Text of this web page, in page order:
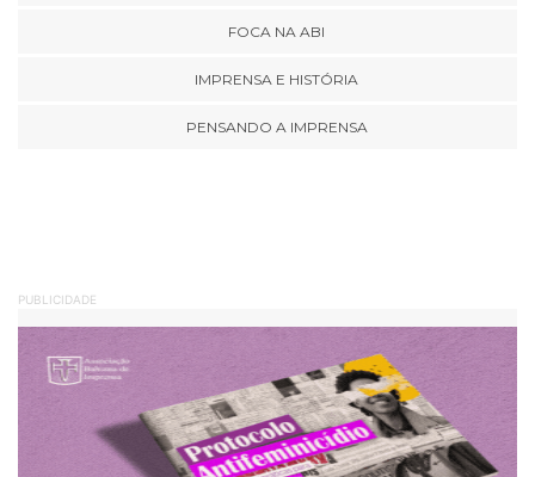
FOCA NA ABI
IMPRENSA E HISTÓRIA
PENSANDO A IMPRENSA
PUBLICIDADE